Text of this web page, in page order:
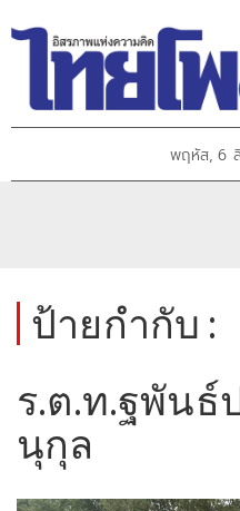
พฤหัส, 6
ป้ายกำกับ :
ร.ต.ท.ฐพันธ์
นุกุล